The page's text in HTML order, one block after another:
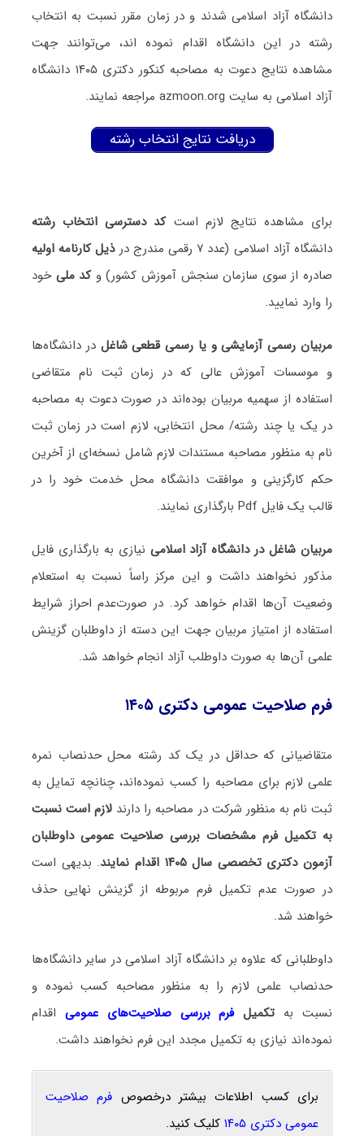
دانشگاه آزاد اسلامی شدند و در زمان مقرر نسبت به انتخاب
رشته در این دانشگاه اقدام نموده اند، می‌توانند جهت
مشاهده نتایج دعوت به مصاحبه کنکور دکتری ۱۴۰۵ دانشگاه
آزاد اسلامی به سایت azmoon.org مراجعه نمایند.
دریافت نتایج انتخاب رشته
برای مشاهده نتایج لازم است کد دسترسی انتخاب رشته
دانشگاه آزاد اسلامی (عدد ۷ رقمی مندرج در
ذیل کارنامه اولیه
صادره از سوی سازمان سنجش آموزش کشور) وکد ملی خود
را وارد نمایید.
مربیان رسمی آزمایشی و یا رسمی قطعی شاغل در دانشگاه‌ها
و موسسات آموزش عالی که در زمان ثبت نام متقاضی
استفاده از سهمیه مربیان بوده‌اند در صورت دعوت به مصاحبه
در یک یا چند رشته/ محل انتخابی، لازم است در زمان ثبت
نام به منظور مصاحبه مستندات لازم شامل نسخه‌ای از آخرین
حکم کارگزینی و موافقت دانشگاه محل خدمت خود را در
قالب یک فایل Pdf بارگذاری نمایند.
مربیان شاغل در دانشگاه آزاد اسلامی نیازی به بارگذاری فایل
مذکور نخواهند داشت و این مرکز راساً نسبت به استعلام
وضعیت آن‌ها اقدام خواهد کرد. در صورت‌عدم احراز شرایط
استفاده از امتیاز مربیان جهت این دسته از داوطلبان گزینش
علمی آن‌ها به صورت داوطلب آزاد انجام خواهد شد.
فرم صلاحیت عمومی دکتری ۱۴۰۵
متقاضیانی که حداقل در یک کد رشته محل حدنصاب نمره
علمی لازم برای مصاحبه را کسب نموده‌اند، چنانچه تمایل به
ثبت نام به منظور شرکت در مصاحبه را دارند لازم است نسبت
به تکمیل فرم مشخصات بررسی صلاحیت عمومی داوطلبان
آزمون دکتری تخصصی سال ۱۴۰۵ اقدام نمایند
. بدیهی است
در صورت‌ عدم تکمیل فرم مربوطه از گزینش نهایی حذف
خواهند شد.
داوطلبانی که علاوه بر دانشگاه آزاد اسلامی در سایر دانشگاه‌ها
حدنصاب علمی لازم را به منظور مصاحبه کسب نموده و
نسبت به تکمیلفرم بررسی صلاحیت‌های عمومی اقدام
نموده‌اند نیازی به تکمیل مجدد این فرم نخواهند داشت.
برای کسب اطلاعات بیشتر درخصوص فرم صلاحیت
عمومی دکتری ۱۴۰۵
کلیک کنید.